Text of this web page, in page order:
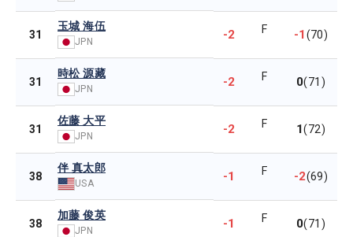
31
玉城 海伍
JPN -2 F -1(70)
31
時松 源藏
JPN -2 F 0(71)
31
佐藤 大平
JPN -2 F 1(72)
38
伴 真太郎
USA -1 F -2(69)
38
加藤 俊英
JPN -1 F 0(71)